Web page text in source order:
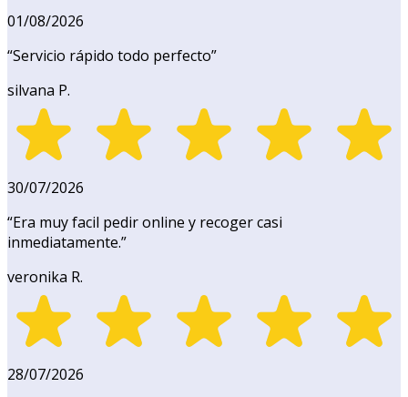
01/08/2026
“Servicio rápido todo perfecto”
silvana P.
30/07/2026
“Era muy facil pedir online y recoger casi
inmediatamente.”
veronika R.
28/07/2026